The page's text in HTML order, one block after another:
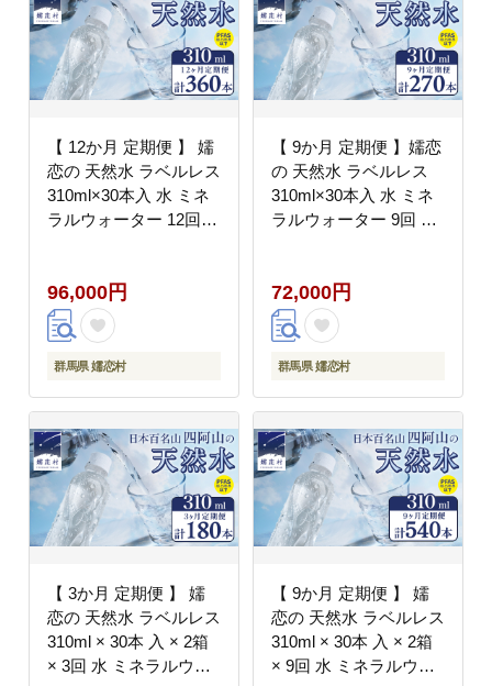
【 12か月 定期便 】 嬬
恋の 天然水 ラベルレス
310ml×30本入 水 ミネ
ラルウォーター 12回
ック 備蓄用 ペットボト
ル 防災 工場直送 箱買
い まとめ買い 国産 嬬
恋銘水 日用品
96,000円
群馬県 嬬恋村
【 9か月 定期便 】嬬恋
の 天然水 ラベルレス
310ml×30本入 水 ミネ
ラルウォーター 9回 定
ク 備蓄用 ペットボトル
防災 工場直送 箱買い
まとめ買い 国産 嬬恋銘
水 日用品 [BA010tu]
72,000円
群馬県 嬬恋村
【 3か月 定期便 】 嬬
恋の 天然水 ラベルレス
310ml × 30本 入 × 2箱
× 3回 水 ミネラルウォ
【 9か月 定期便 】 嬬
恋の 天然水 ラベルレス
310ml × 30本 入 × 2箱
× 9回 水 ミネラルウォ